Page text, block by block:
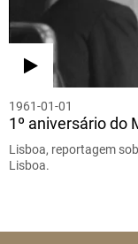
1961-01-01
1º aniversário do
Lisboa, reportagem
Lisboa.